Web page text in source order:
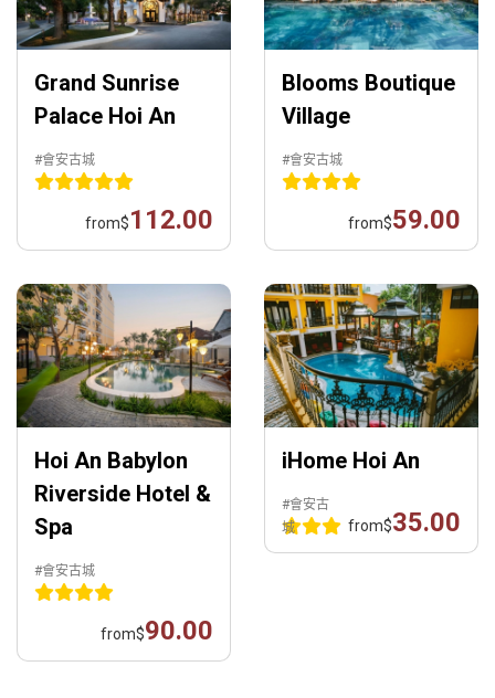
Grand Sunrise
Palace Hoi An
#會安古城
from$112.00
Blooms Boutique
Village
#會安古城
from$59.00
Hoi An Babylon
Riverside Hotel &
Spa
#會安古城
from$90.00
iHome Hoi An
#會安古
城
from$35.00